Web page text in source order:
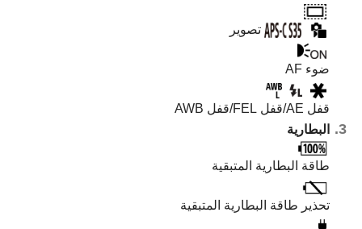
تصوير
ضوء AF‎‏
قفل AE/قفل FEL/قفل AWB
البطارية
طاقة البطارية المتبقية
تحذير طاقة البطارية المتبقية